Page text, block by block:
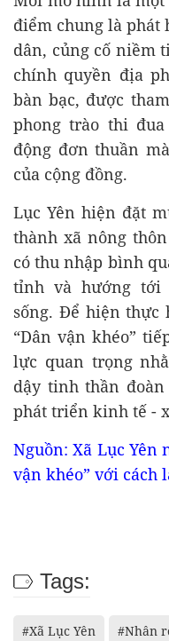
điểm chung là phát
dân, củng cố niềm
chính quyền địa
bàn bạc, được
phong trào thi
động đơn thuần
của cộng đồng.
Lục Yên hiện đặt
thành xã nông
có thu nhập bình
tỉnh và hướng tới
sống. Để hiện thực
“Dân vận khéo”
lực quan trọng
dậy tinh thần
phát triển kinh tế -
Nguồn: Xã Lục Yên
vận khéo” với cách
Tags:
#Xã Lục Yên #Nhân